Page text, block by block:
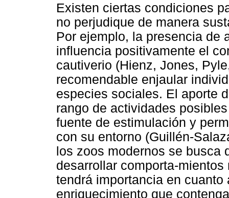
Existen ciertas condiciones
no perjudique de manera
Por ejemplo, la presencia de
influencia positivamente el
cautiverio (Hienz, Jones,
recomendable enjaular
especies sociales. El aporte
rango de actividades
fuente de estimulación y
con su entorno (Guillén-
los zoos modernos se busca
desarrollar comporta-
tendrá importancia en
enriquecimiento que